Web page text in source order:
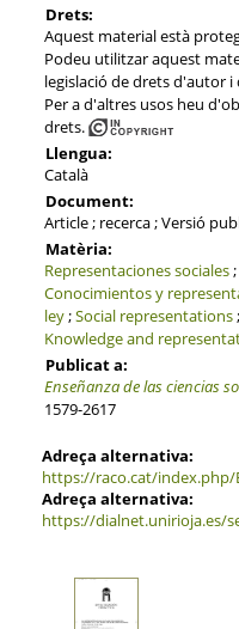
Drets:
Aquest material està
Podeu utilitzar aquest
legislació de drets d'autor
Per a d'altres usos heu
drets.
Llengua:
Català
Document:
Article ; recerca ; Versió
Matèria:
Representaciones sociales;
Conocimientos y
ley;Social representations;
Knowledge and
Publicat a:
Enseñanza de las ciencias
1579-2617
Adreça alternativa:
https://raco.cat/index.php/
Adreça alternativa:
https://dialnet.unirioja.es/